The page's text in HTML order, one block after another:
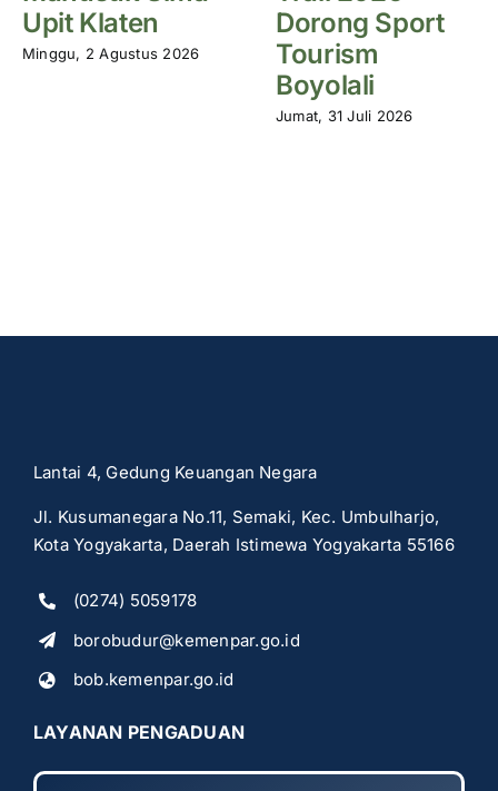
Upit Klaten
Minggu, 2 Agustus 2026
Dorong Sport
Tourism
Boyolali
Jumat, 31 Juli 2026
Lantai 4, Gedung Keuangan Negara
Jl. Kusumanegara No.11, Semaki, Kec. Umbulharjo,
Kota Yogyakarta, Daerah Istimewa Yogyakarta 55166
(0274) 5059178
borobudur@kemenpar.go.id
bob.kemenpar.go.id
LAYANAN PENGADUAN